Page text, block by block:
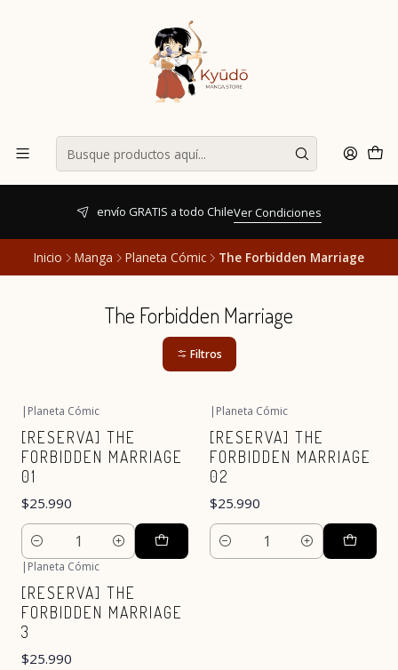
envío GRATIS a todo ChileVer Condiciones
Inicio Manga Planeta Cómic The Forbidden Marriage
The Forbidden Marriage
Filtros
| Planeta Cómic
[RESERVA] THE
FORBIDDEN MARRIAGE
01
$25.990
Cantidad
| Planeta Cómic
[RESERVA] THE
FORBIDDEN MARRIAGE
02
$25.990
Cantidad
| Planeta Cómic
[RESERVA] THE
FORBIDDEN MARRIAGE
3
$25.990